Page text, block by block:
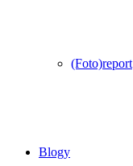
(Foto)report
Blogy